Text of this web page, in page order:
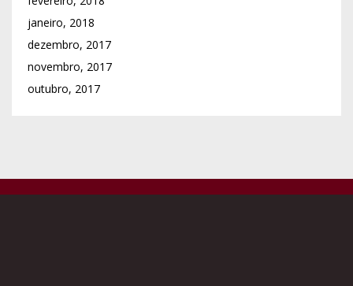
janeiro, 2018
dezembro, 2017
novembro, 2017
outubro, 2017